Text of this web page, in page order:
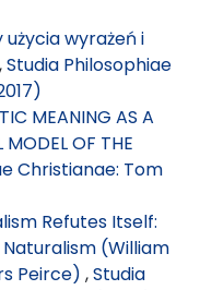
użycia wyrażeń i
,Studia Philosophiae
MEANING AS A
MODEL OF THE
Christianae: Tom
Refutes Itself:
(William
Peirce) ,Studia